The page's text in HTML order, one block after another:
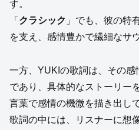
す。
「 クラシック 」でも、彼の特
を支え、感情豊かで繊細なサ
一方、YUKIの歌詞は、その
であり、具体的なストーリー
言葉で感情の機微を描き出し
歌詞の中には、リスナーに想